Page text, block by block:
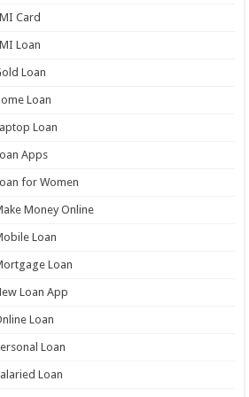
Card
Loan
Loan
Loan
Loan
Apps
for Women
Money Online
Loan
Loan
Loan App
Loan
Loan
Loan